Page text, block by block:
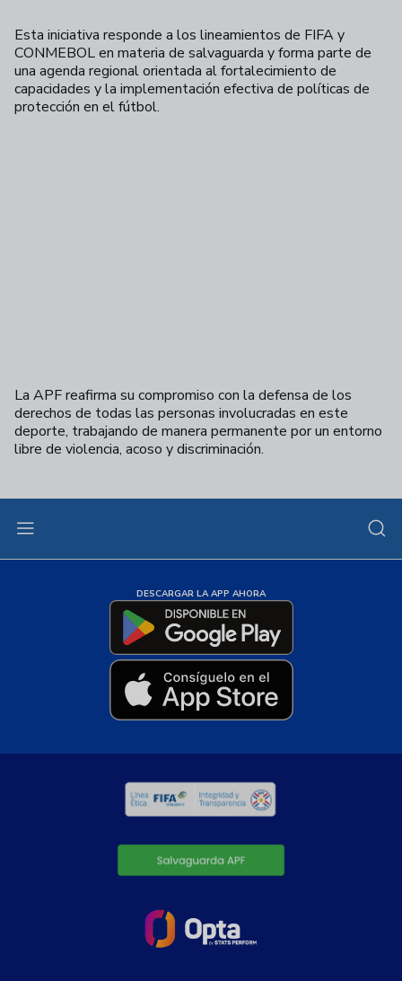
Esta iniciativa responde a los lineamientos de FIFA y
CONMEBOL en materia de salvaguarda y forma parte de
una agenda regional orientada al fortalecimiento de
capacidades y la implementación efectiva de políticas de
protección en el fútbol.
La APF reafirma su compromiso con la defensa de los
derechos de todas las personas involucradas en este
deporte, trabajando de manera permanente por un entorno
libre de violencia, acoso y discriminación.
DESCARGAR LA APP AHORA